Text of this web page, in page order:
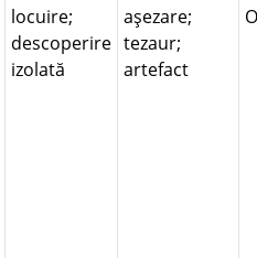
locuire;
descoperire
izolată
aşezare;
tezaur;
artefact